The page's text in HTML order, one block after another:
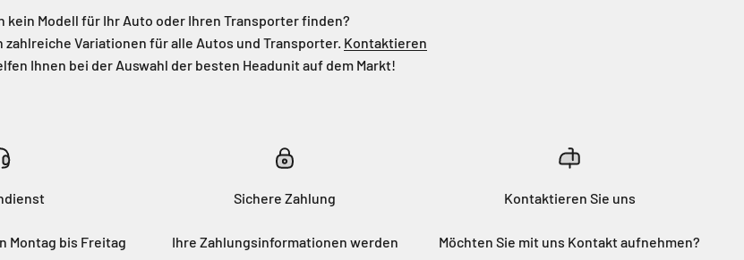
kein Modell für Ihr Auto oder Ihren Transporter finden?
zahlreiche Variationen für alle Autos und Transporter. Kontaktieren
Ihnen bei der Auswahl der besten Headunit auf dem Markt!
Montag bis Freitag
Sichere Zahlung
Ihre Zahlungsinformationen werden
Kontaktieren Sie uns
Möchten Sie mit uns Kontakt aufnehmen?